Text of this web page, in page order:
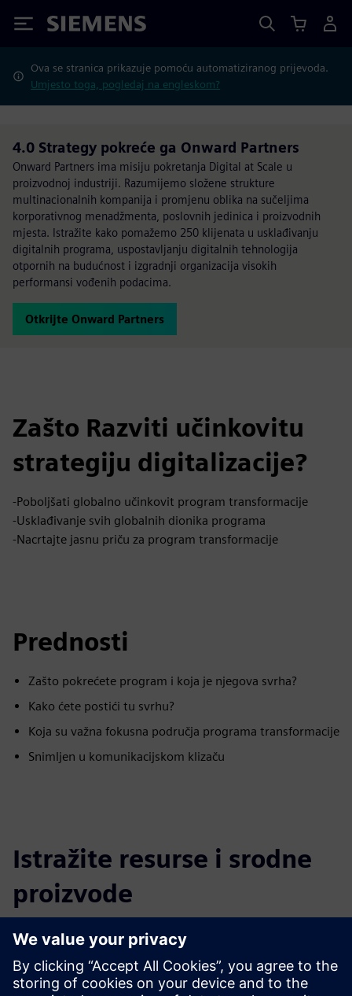
Siemens
Ova se stranica prikazuje pomoću automatiziranog prijevoda.
Umjesto toga, pogledaj na engleskom?
4.0 Strategy pokreće ga Onward Partners
Onward Partners ima misiju pokretanja Digital at Scale u
proizvodnoj industriji. Razumijemo složene strukture
multinacionalnih kompanija i promjenu oblika na sučeljima
korporativnog menadžmenta, poslovnih jedinica i proizvodnih
mjesta. Istražite kako pomažemo 250 klijenata u usklađivanju
digitalnih programa, uspostavljanju digitalnih tehnologija
otpornih na budućnost i izgradnji organizacija visokih
performansi vođenih podacima.
Otkrijte Onward Partners
Zašto Razviti učinkovitu
strategiju digitalizacije?
-Poboljšati globalno učinkovit program transformacije
-Usklađivanje svih globalnih dionika programa
-Nacrtajte jasnu priču za program transformacije
Prednosti
Zašto pokrećete program i koja je njegova svrha?
Kako ćete postići tu svrhu?
Koja su važna fokusna područja programa transformacije
Snimljen u komunikacijskom klizaču
Istražite resurse i srodne
proizvode
Dodatne informacije i resursi
Više informacija